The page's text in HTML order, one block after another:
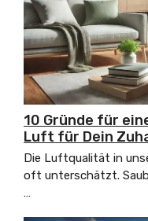
10 Gründe für
Luft für Dein
Die Luftqualität in
oft unterschätzt.
…